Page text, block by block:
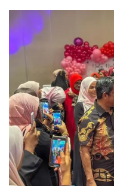
a
n
e
m
a
i
l